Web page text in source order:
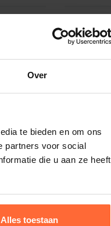
Over
te bieden en om ons
partners voor social
die u aan ze heeft
Alles toestaan
Snelle levering